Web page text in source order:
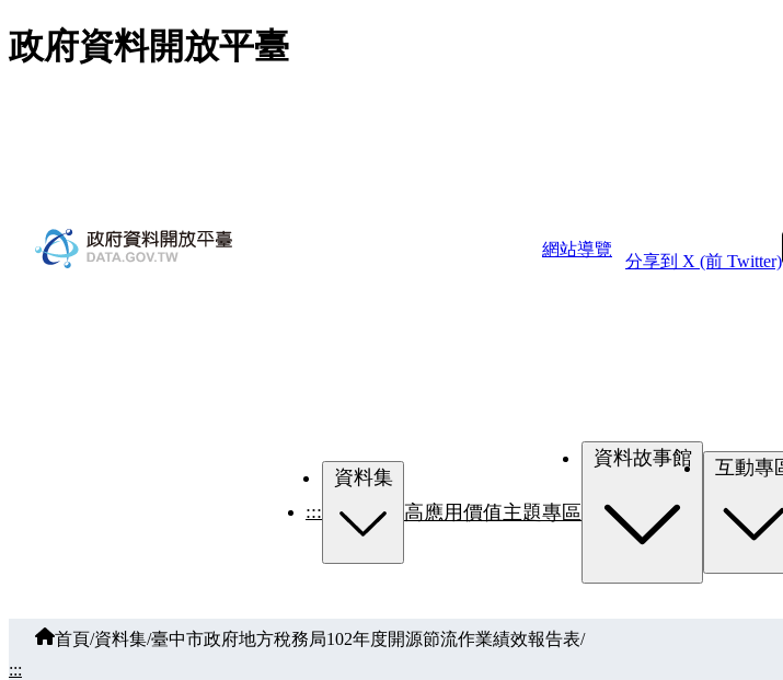
跳至主要內容
政府資料開放平臺
網站導覽
分享到 X (前 Twitter)
:::
資料集
高應用價值主題專區
資料故事館
首頁/資料集/臺中市政府地方稅務局102年度開源節流作業績效報告表/
:::